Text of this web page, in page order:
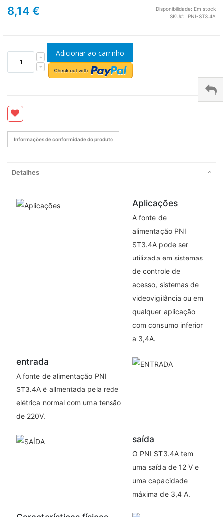
8,14 € Disponibilidade: Em stock
SKU
PNI-ST3.4A
Adicionar ao carrinho
Informações de conformidade do produto
Detalhes
Aplicações
A fonte de
alimentação PNI
ST3.4A pode ser
utilizada em sistemas
de controle de
acesso, sistemas de
videovigilância ou em
qualquer aplicação
com consumo inferior
a 3,4A.
entrada
A fonte de alimentação PNI
ST3.4A é alimentada pela rede
elétrica normal com uma tensão
de 220V.
saída
O PNI ST3.4A tem
uma saída de 12 V e
uma capacidade
máxima de 3,4 A.